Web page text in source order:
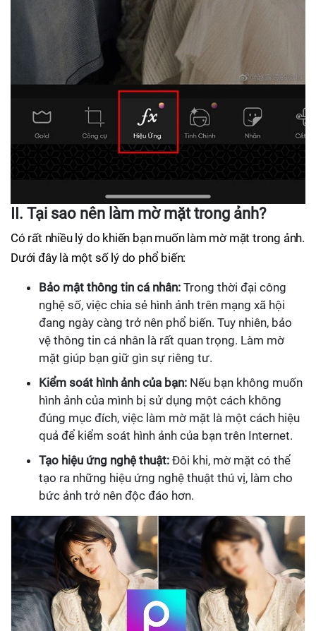
II. Tại sao nên làm mờ mặt trong ảnh?
Có rất nhiều lý do khiến bạn muốn làm mờ mặt trong ảnh.
Dưới đây là một số lý do phổ biến:
Bảo mật thông tin cá nhân: Trong thời đại công
nghệ số, việc chia sẻ hình ảnh trên mạng xã hội
đang ngày càng trở nên phổ biến. Tuy nhiên, bảo
vệ thông tin cá nhân là rất quan trọng. Làm mờ
mặt giúp bạn giữ gìn sự riêng tư.
Kiểm soát hình ảnh của bạn: Nếu bạn không muốn
hình ảnh của mình bị sử dụng một cách không
đúng mục đích, việc làm mờ mặt là một cách hiệu
quả để kiểm soát hình ảnh của bạn trên Internet.
Tạo hiệu ứng nghệ thuật: Đôi khi, mờ mặt có thể
tạo ra những hiệu ứng nghệ thuật thú vị, làm cho
bức ảnh trở nên độc đáo hơn.